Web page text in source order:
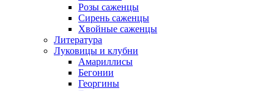
Розы саженцы
Сирень саженцы
Хвойные саженцы
Литература
Луковицы и клубни
Амариллисы
Бегонии
Георгины